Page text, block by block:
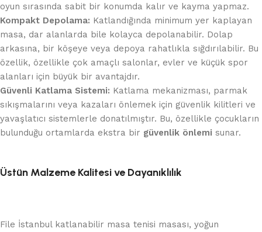
oyun sırasında sabit bir konumda kalır ve kayma yapmaz.
Kompakt Depolama: Katlandığında minimum yer kaplayan
masa, dar alanlarda bile kolayca depolanabilir. Dolap
arkasına, bir köşeye veya depoya rahatlıkla sığdırılabilir. Bu
özellik, özellikle çok amaçlı salonlar, evler ve küçük spor
alanları için büyük bir avantajdır.
Güvenli Katlama Sistemi: Katlama mekanizması, parmak
sıkışmalarını veya kazaları önlemek için güvenlik kilitleri ve
yavaşlatıcı sistemlerle donatılmıştır. Bu, özellikle çocukların
bulunduğu ortamlarda ekstra bir güvenlik önlemi sunar.
Üstün Malzeme Kalitesi ve Dayanıklılık
File İstanbul katlanabilir masa tenisi masası, yoğun